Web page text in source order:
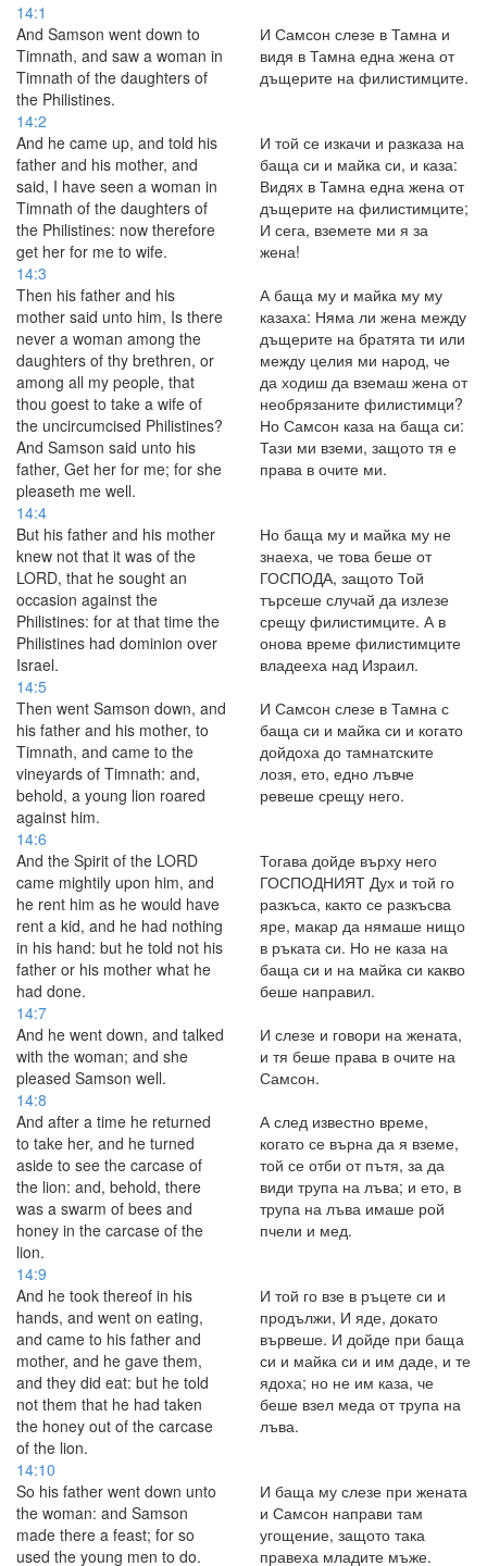
14:1
And Samson went down to
Timnath, and saw a woman in
Timnath of the daughters of
the Philistines.
И Самсон слезе в Тамна и
видя в Тамна една жена от
дъщерите на филистимците.
14:2
And he came up, and told his
father and his mother, and
said, I have seen a woman in
Timnath of the daughters of
the Philistines: now therefore
get her for me to wife.
И той се изкачи и разказа на
баща си и майка си, и каза:
Видях в Тамна една жена от
дъщерите на филистимците;
И сега, вземете ми я за
жена!
14:3
Then his father and his
mother said unto him, Is there
never a woman among the
daughters of thy brethren, or
among all my people, that
thou goest to take a wife of
the uncircumcised Philistines?
And Samson said unto his
father, Get her for me; for she
pleaseth me well.
А баща му и майка му му
казаха: Няма ли жена между
дъщерите на братята ти или
между целия ми народ, че
да ходиш да вземаш жена от
необрязаните филистимци?
Но Самсон каза на баща си:
Тази ми вземи, защото тя е
права в очите ми.
14:4
But his father and his mother
knew not that it was of the
LORD, that he sought an
occasion against the
Philistines: for at that time the
Philistines had dominion over
Israel.
Но баща му и майка му не
знаеха, че това беше от
ГОСПОДА, защото Той
търсеше случай да излезе
срещу филистимците. А в
онова време филистимците
владееха над Израил.
14:5
Then went Samson down, and
his father and his mother, to
Timnath, and came to the
vineyards of Timnath: and,
behold, a young lion roared
against him.
И Самсон слезе в Тамна с
баща си и майка си и когато
дойдоха до тамнатските
лозя, ето, едно лъвче
ревеше срещу него.
14:6
And the Spirit of the LORD
came mightily upon him, and
he rent him as he would have
rent a kid, and he had nothing
in his hand: but he told not his
father or his mother what he
had done.
Тогава дойде върху него
ГОСПОДНИЯТ Дух и той го
разкъса, както се разкъсва
яре, макар да нямаше нищо
в ръката си. Но не каза на
баща си и на майка си какво
беше направил.
14:7
And he went down, and talked
with the woman; and she
pleased Samson well.
И слезе и говори на жената,
и тя беше права в очите на
Самсон.
14:8
And after a time he returned
to take her, and he turned
aside to see the carcase of
the lion: and, behold, there
was a swarm of bees and
honey in the carcase of the
lion.
А след известно време,
когато се върна да я вземе,
той се отби от пътя, за да
види трупа на лъва; и ето, в
трупа на лъва имаше рой
пчели и мед.
14:9
And he took thereof in his
hands, and went on eating,
and came to his father and
mother, and he gave them,
and they did eat: but he told
not them that he had taken
the honey out of the carcase
of the lion.
И той го взе в ръцете си и
продължи, И яде, докато
вървеше. И дойде при баща
си и майка си и им даде, и те
ядоха; но не им каза, че
беше взел меда от трупа на
лъва.
14:10
So his father went down unto
the woman: and Samson
made there a feast; for so
used the young men to do.
И баща му слезе при жената
и Самсон направи там
угощение, защото така
правеха младите мъже.